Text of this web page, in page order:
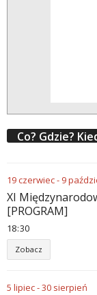
Co? Gdzie?
19czerwiec- 9
XI
[PROGRAM]
18 30
Zobacz
5 lipiec-30 sierpień